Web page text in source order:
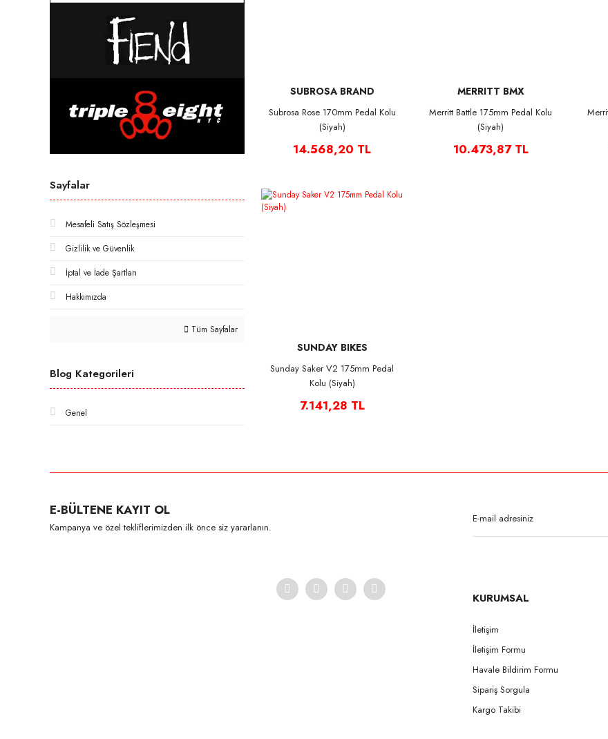
Sayfalar
Mesafeli Satış Sözleşmesi
Gizlilik ve Güvenlik
İptal ve İade Şartları
Hakkımızda
Tüm Sayfalar
Blog Kategorileri
Genel
SUBROSA BRAND
Subrosa Rose 170mm Pedal Kolu
(Siyah)
14.568,20 TL
MERRITT BMX
Merritt Battle 175mm Pedal Kolu
(Siyah)
10.473,87 TL
SUNDAY BIKES
Sunday Saker V2 175mm Pedal
Kolu (Siyah)
7.141,28 TL
E-BÜLTENE KAYIT OL
Kampanya ve özel tekliflerimizden ilk önce siz yararlanın.
KURUMSAL
İletişim
İletişim Formu
Havale Bildirim Formu
Sipariş Sorgula
Kargo Takibi